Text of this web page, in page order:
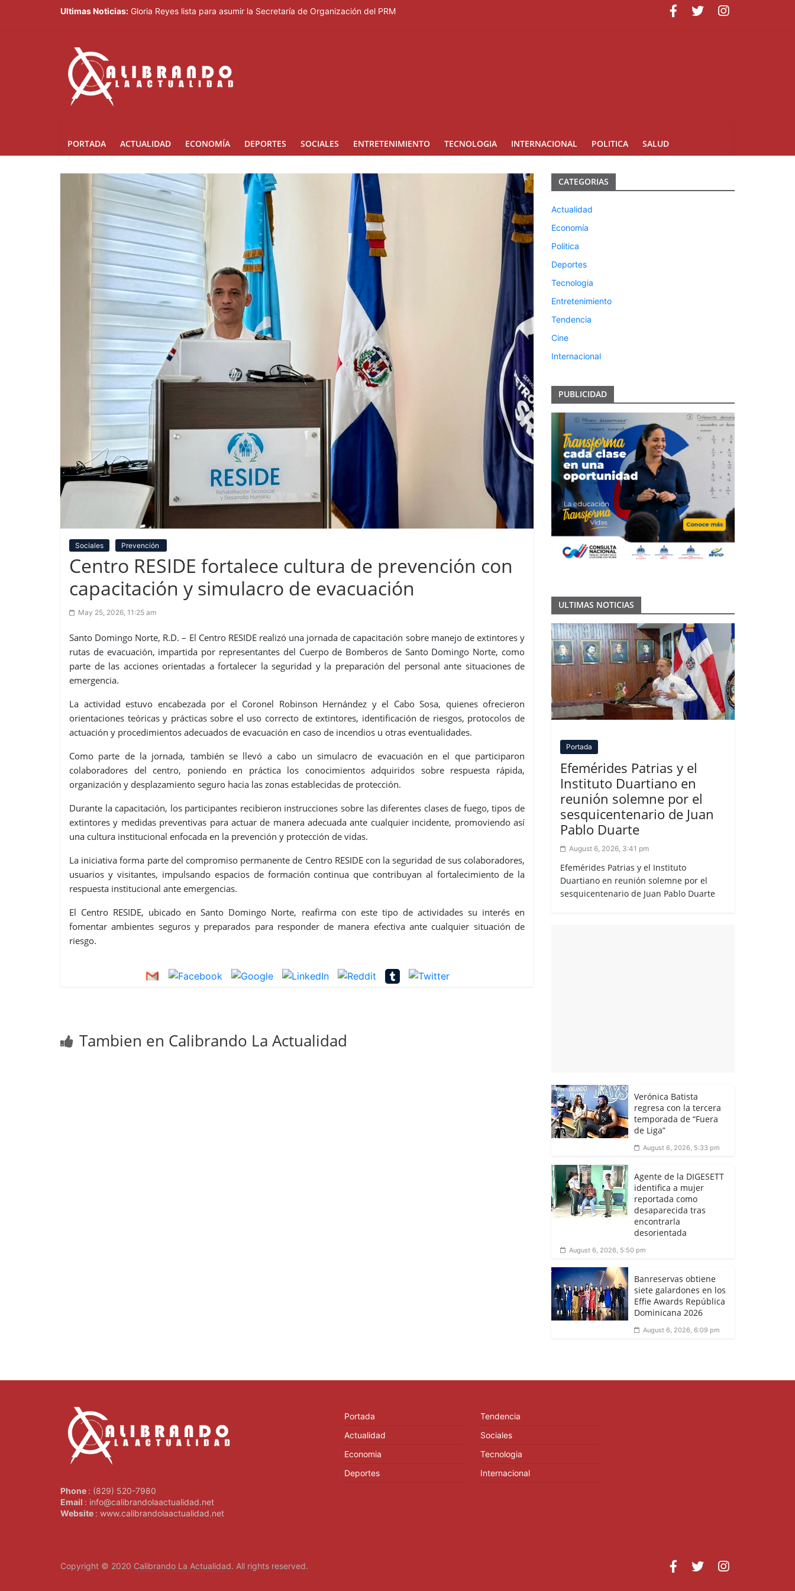
Ultimas Noticias: Gloria Reyes lista para asumir la Secretaría de Organización del PRM
PORTADA ACTUALIDAD ECONOMÍA DEPORTES SOCIALES ENTRETENIMIENTO TECNOLOGIA INTERNACIONAL POLITICA SALUD
Sociales Prevención
Centro RESIDE fortalece cultura de prevención con
capacitación y simulacro de evacuación
May 25, 2026, 11:25 am
Santo Domingo Norte, R.D. – El Centro RESIDE realizó una jornada de capacitación sobre manejo de extintores y
rutas de evacuación, impartida por representantes del Cuerpo de Bomberos de Santo Domingo Norte, como
parte de las acciones orientadas a fortalecer la seguridad y la preparación del personal ante situaciones de
emergencia.
La actividad estuvo encabezada por el Coronel Robinson Hernández y el Cabo Sosa, quienes ofrecieron
orientaciones teóricas y prácticas sobre el uso correcto de extintores, identificación de riesgos, protocolos de
actuación y procedimientos adecuados de evacuación en caso de incendios u otras eventualidades.
Como parte de la jornada, también se llevó a cabo un simulacro de evacuación en el que participaron
colaboradores del centro, poniendo en práctica los conocimientos adquiridos sobre respuesta rápida,
organización y desplazamiento seguro hacia las zonas establecidas de protección.
Durante la capacitación, los participantes recibieron instrucciones sobre las diferentes clases de fuego, tipos de
extintores y medidas preventivas para actuar de manera adecuada ante cualquier incidente, promoviendo así
una cultura institucional enfocada en la prevención y protección de vidas.
La iniciativa forma parte del compromiso permanente de Centro RESIDE con la seguridad de sus colaboradores,
usuarios y visitantes, impulsando espacios de formación continua que contribuyan al fortalecimiento de la
respuesta institucional ante emergencias.
El Centro RESIDE, ubicado en Santo Domingo Norte, reafirma con este tipo de actividades su interés en
fomentar ambientes seguros y preparados para responder de manera efectiva ante cualquier situación de
riesgo.
Tambien en Calibrando La Actualidad
CATEGORIAS
Actualidad
Economía
Politica
Deportes
Tecnologia
Entretenimiento
Tendencia
Cine
Internacional
PUBLICIDAD
ULTIMAS NOTICIAS
Portada
Efemérides Patrias y el
Instituto Duartiano en
reunión solemne por el
sesquicentenario de Juan
Pablo Duarte
August 6, 2026, 3:41 pm
Efemérides Patrias y el Instituto
Duartiano en reunión solemne por el
sesquicentenario de Juan Pablo Duarte
Verónica Batista
regresa con la tercera
temporada de “Fuera
de Liga”
August 6, 2026, 5:33 pm
Agente de la DIGESETT
identifica a mujer
reportada como
desaparecida tras
encontrarla
desorientada
August 6, 2026, 5:50 pm
Banreservas obtiene
siete galardones en los
Effie Awards República
Dominicana 2026
August 6, 2026, 6:09 pm
Phone : (829) 520-7980
Email : info@calibrandolaactualidad.net
Website : www.calibrandolaactualidad.net
Portada
Actualidad
Economia
Deportes
Tendencia
Sociales
Tecnologia
Internacional
Copyright © 2020 Calibrando La Actualidad. All rights reserved.